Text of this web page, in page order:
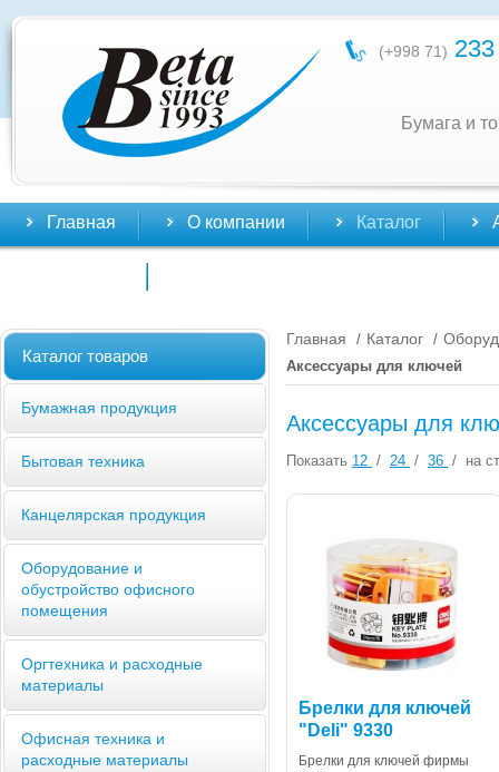
(+998 71)
Бумага и
Главная О компании Каталог
Каталог товаров
Бумажная продукция
Бытовая техника
Канцелярская продукция
Оборудование и
обустройство офисного
помещения
Оргтехника и расходные
материалы
Офисная техника и
расходные материалы
Главная / Каталог /
Аксессуары для ключей
Аксессуары для
Показать 12 / 24 / 36 / на
Брелки для ключей
"Deli" 9330
Брелки для ключей фирмы